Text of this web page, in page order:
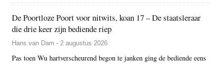
De Poortloze Poort voor nitwits, koan 17 – De staatsleraar
die drie keer zijn bediende riep
Hans van Dam - 2 augustus 2026
Pas toen Wu hartverscheurend begon te janken ging de bediende eens